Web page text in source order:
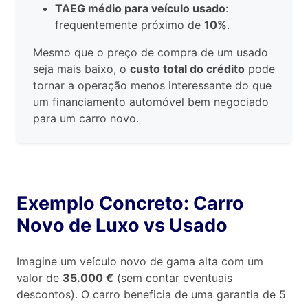
TAEG médio para veículo usado:
frequentemente próximo de 10%.
Mesmo que o preço de compra de um usado
seja mais baixo, o custo total do crédito pode
tornar a operação menos interessante do que
um financiamento automóvel bem negociado
para um carro novo.
Exemplo Concreto: Carro
Novo de Luxo vs Usado
Imagine um veículo novo de gama alta com um
valor de 35.000 € (sem contar eventuais
descontos). O carro beneficia de uma garantia de 5